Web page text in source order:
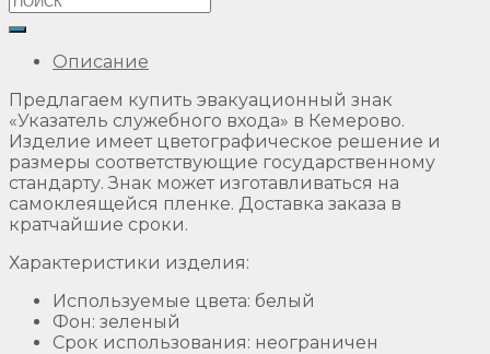
Описание
Предлагаем купить эвакуационный знак
«Указатель служебного входа» в Кемерово.
Изделие имеет цветографическое решение и
размеры соответствующие государственному
стандарту. Знак может изготавливаться на
самоклеящейся пленке. Доставка заказа в
кратчайшие сроки.
Характеристики изделия:
Используемые цвета: белый
Фон: зеленый
Срок использования: неограничен